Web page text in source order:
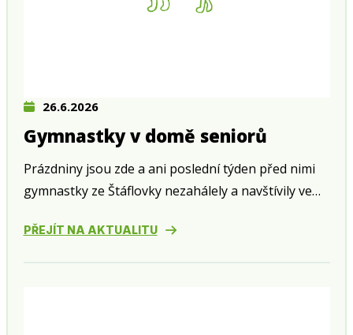
26.6.2026
Gymnastky v domě seniorů
Prázdniny jsou zde a ani poslední týden před nimi
gymnastky ze Štáflovky nezahálely a navštívily ve
v Husově ulici.
PŘEJÍT NA AKTUALITU